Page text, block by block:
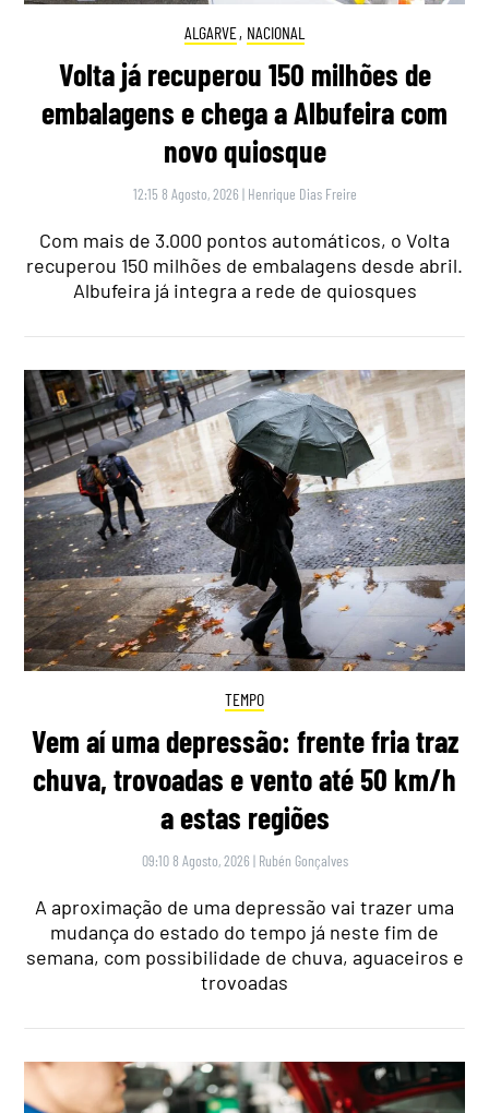
ALGARVE, NACIONAL
Volta já recuperou 150 milhões de
embalagens e chega a Albufeira com
novo quiosque
12:15 8 Agosto, 2026 | Henrique Dias Freire
Com mais de 3.000 pontos automáticos, o Volta
recuperou 150 milhões de embalagens desde abril.
Albufeira já integra a rede de quiosques
TEMPO
Vem aí uma depressão: frente fria traz
chuva, trovoadas e vento até 50 km/h
a estas regiões
09:10 8 Agosto, 2026 | Rubén Gonçalves
A aproximação de uma depressão vai trazer uma
mudança do estado do tempo já neste fim de
semana, com possibilidade de chuva, aguaceiros e
trovoadas